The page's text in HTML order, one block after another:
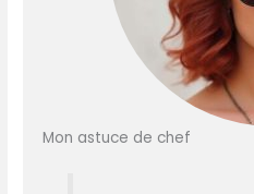
Mon astuce de chef